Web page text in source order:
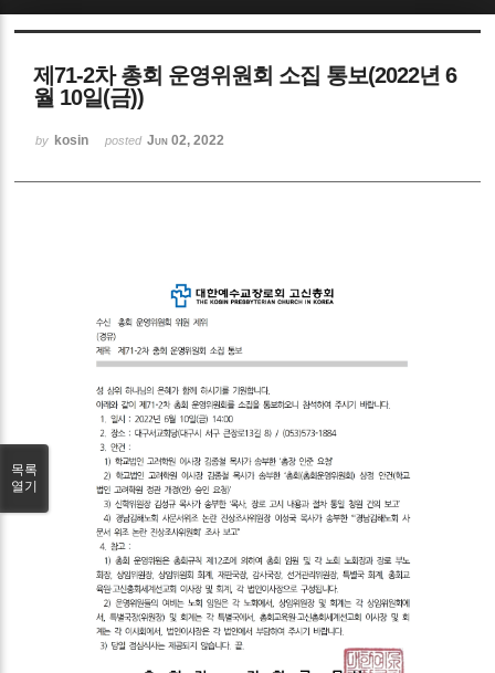
제71-2차 총회 운영위원회 소집 통보(2022년 6
월 10일(금))
by kosin posted Jun 02, 2022
목록
열기
Sketchbook5, 스케치북5